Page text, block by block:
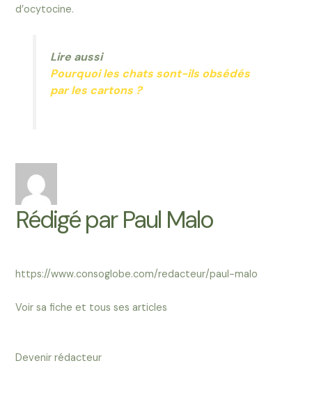
d’ocytocine.
Lire aussi
Pourquoi les chats sont-ils obsédés
par les cartons ?
Rédigé par Paul Malo
https://www.consoglobe.com/redacteur/paul-malo
Voir sa fiche et tous ses articles
Devenir rédacteur